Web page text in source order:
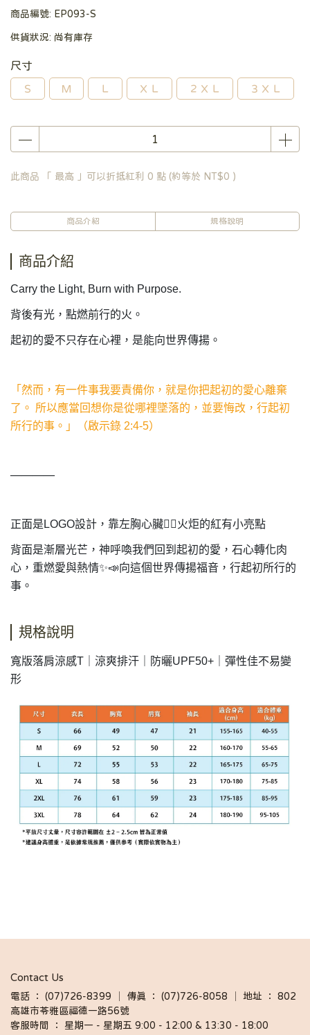
商品編號: EP093-S
供貨狀況: 尚有庫存
尺寸
Ｓ
Ｍ Ｌ ＸＬ ２ＸＬ ３ＸＬ
此商品 「 最高 」可以折抵紅利 0 點 (約等於 NT$0 )
商品介紹 規格說明
商品介紹
Carry the Light, Burn with Purpose.
背後有光，點燃前行的火。
起初的愛不只存在心裡，是能向世界傳揚。
「然而，有一件事我要責備你，就是你把起初的愛心離棄
了。 所以應當回想你是從哪裡墜落的，並要悔改，行起初
所行的事。」（啟示錄 2:4-5）
————
正面是LOGO設計，靠左胸心臟❤️‍🔥火炬的紅有小亮點
背面是漸層光芒，神呼喚我們回到起初的愛，石心轉化肉
心，重燃愛與熱情✨📣向這個世界傳揚福音，行起初所行的
事。
規格說明
寬版落肩涼感T｜涼爽排汗｜防曬UPF50+｜彈性佳不易變
形
Contact Us
電話 ： (07)726-8399 │ 傳真 ： (07)726-8058 │ 地址 ： 802
高雄市苓雅區福德一路56號
客服時間 ： 星期一 - 星期五 9:00 - 12:00 & 13:30 - 18:00